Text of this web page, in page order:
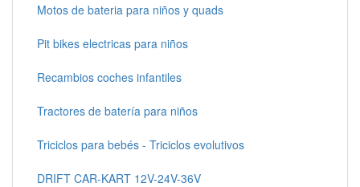
Motos de bateria para niños y quads
Pit bikes electricas para niños
Recambios coches infantiles
Tractores de batería para niños
Triciclos para bebés - Triciclos evolutivos
DRIFT CAR-KART 12V-24V-36V